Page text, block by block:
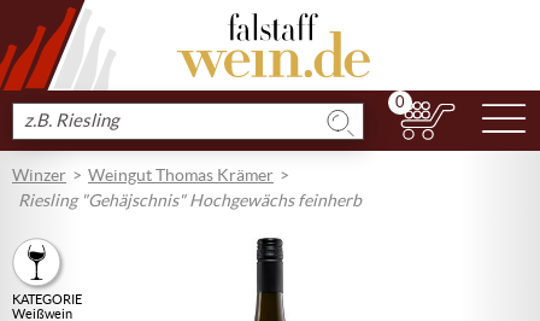
Produkt
suchen
0
Winzer
Weingut Thomas Krämer
Riesling "Gehäjschnis" Hochgewächs feinherb
KATEGORIE
Weißwein